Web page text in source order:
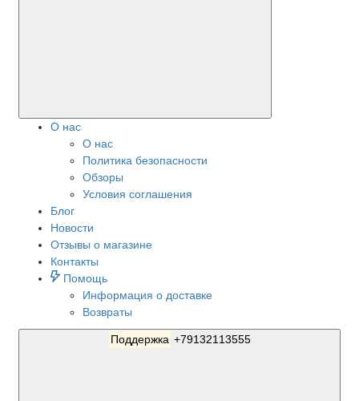
О нас
О нас
Политика безопасности
Обзоры
Условия соглашения
Блог
Новости
Отзывы о магазине
Контакты
Помощь
Информация о доставке
Возвраты
Поддержка +79132113555